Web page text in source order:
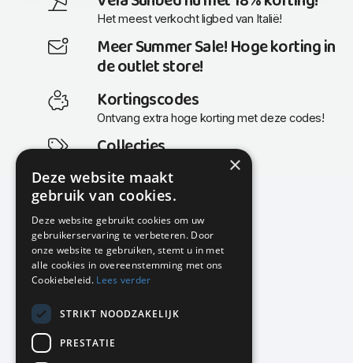
Het meest verkocht ligbed van Italië!
Meer Summer Sale! Hoge korting in
de outlet store!
Kortingscodes
Ontvang extra hoge korting met deze codes!
Collecties
Actuele en populaire collecties
KMP Kantoormeubilair
Airport Business Park
Frankfurtstraat 29-31
1175 RH Lijnden
020-617 01 26
info@kmpkantoormeubilair.nl
×
Deze website maakt
gebruik van cookies.
Deze website gebruikt cookies om uw
gebruikerservaring te verbeteren. Door
onze website te gebruiken, stemt u in met
alle cookies in overeenstemming met ons
Cookiebeleid. Lees verder
STRIKT NOODZAKELIJK
PRESTATIE